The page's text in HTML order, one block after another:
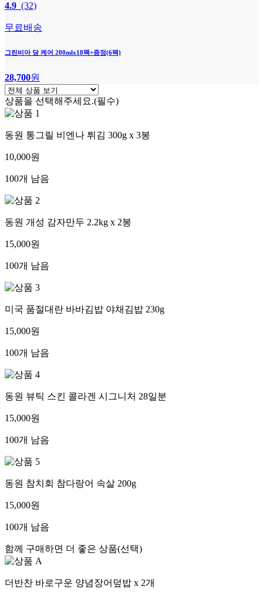
4.9 (32)
무료배송
그린비아 당 케어 200mlx18팩+증정(6팩)
28,700원
상품을 선택해주세요.(필수)
동원 통그릴 비엔나 튀김 300g x 3봉
10,000원
100개 남음
동원 개성 감자만두 2.2kg x 2봉
15,000원
100개 남음
미국 품절대란 바바김밥 야채김밥 230g
15,000원
100개 남음
동원 뷰틱 스킨 콜라겐 시그니처 28일분
15,000원
100개 남음
동원 참치회 참다랑어 속살 200g
15,000원
100개 남음
함께 구매하면 더 좋은 상품(선택)
더반찬 바로구운 양념장어덮밥 x 2개